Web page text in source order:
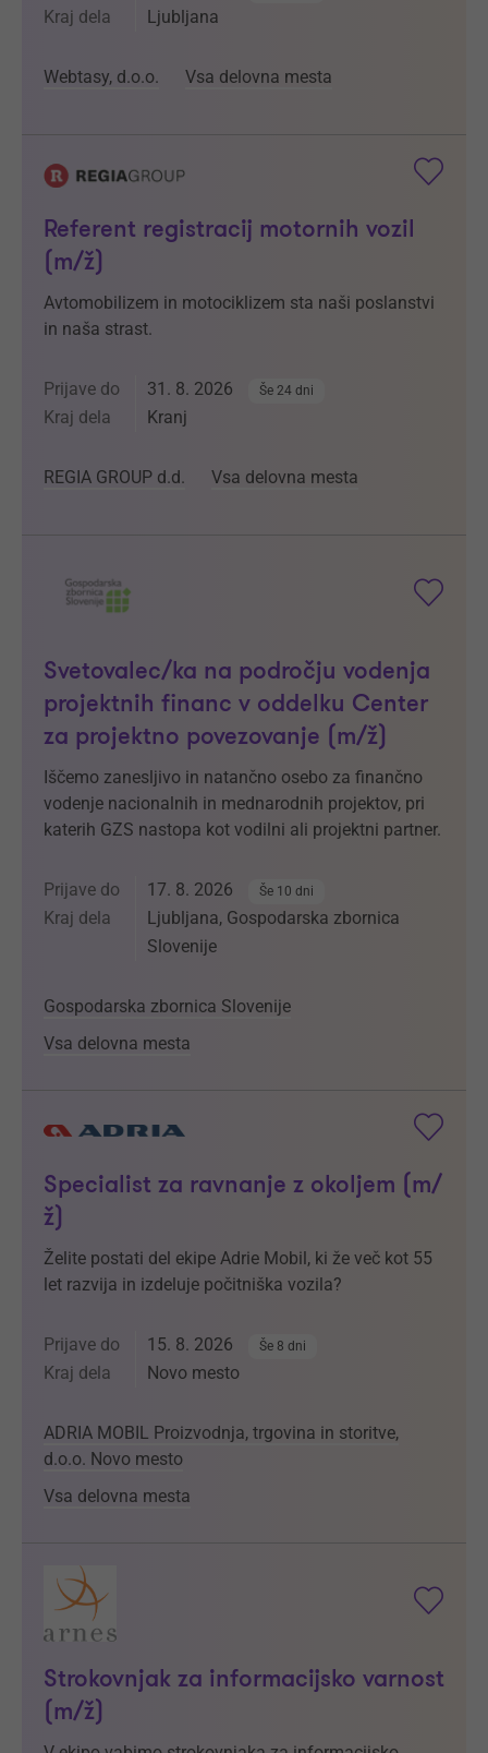
Kraj dela Ljubljana
Webtasy, d.o.o. Vsa delovna mesta
Referent registracij motornih vozil
(m/ž)
Avtomobilizem in motociklizem sta naši poslanstvi
in naša strast.
Prijave do 31. 8. 2026 Še 24 dni
Kraj dela Kranj
REGIA GROUP d.d. Vsa delovna mesta
Svetovalec/ka na področju vodenja
projektnih financ v oddelku Center
za projektno povezovanje (m/ž)
Iščemo zanesljivo in natančno osebo za finančno
vodenje nacionalnih in mednarodnih projektov, pri
katerih GZS nastopa kot vodilni ali projektni partner.
Prijave do 17. 8. 2026 Še 10 dni
Kraj dela
Ljubljana, Gospodarska zbornica
Slovenije
Gospodarska zbornica Slovenije
Vsa delovna mesta
Specialist za ravnanje z okoljem (m/
ž)
Želite postati del ekipe Adrie Mobil, ki že več kot 55
let razvija in izdeluje počitniška vozila?
Prijave do 15. 8. 2026 Še 8 dni
Kraj dela Novo mesto
ADRIA MOBIL Proizvodnja, trgovina in storitve,
d.o.o. Novo mesto
Vsa delovna mesta
Strokovnjak za informacijsko varnost
(m/ž)